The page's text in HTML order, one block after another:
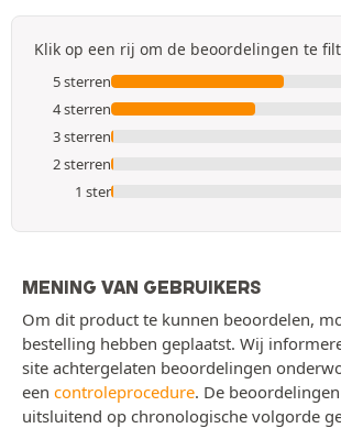
Klik op een rij om de beoordelingen te
5 sterren
4 sterren
3 sterren
2 sterren
1 ster
MENING VAN GEBRUIKERS
Om dit product te kunnen beoordelen,
bestelling hebben geplaatst. Wij
site achtergelaten beoordelingen
een controleprocedure. De
uitsluitend op chronologische volgorde